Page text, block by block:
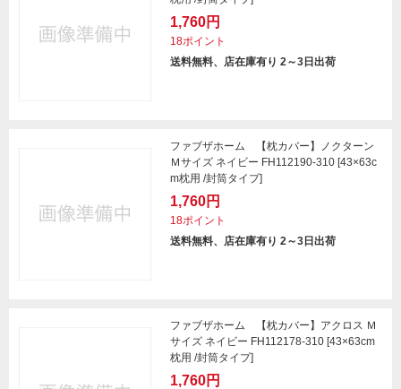
1,760円
18ポイント
送料無料、店在庫有り 2～3日出荷
ファブザホーム 【枕カバー】ノクターン
Ｍサイズ ネイビー FH112190-310 [43×63c
m枕用 /封筒タイプ]
1,760円
18ポイント
送料無料、店在庫有り 2～3日出荷
ファブザホーム 【枕カバー】アクロス Ｍ
サイズ ネイビー FH112178-310 [43×63cm
枕用 /封筒タイプ]
1,760円